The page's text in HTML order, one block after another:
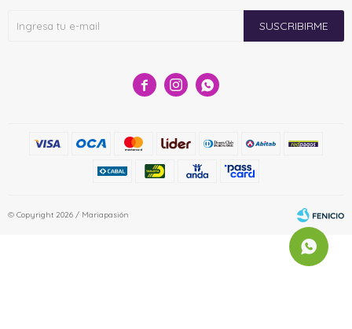
  
SUSCRIBIRME
© Copyright 2026 / Mariapasión